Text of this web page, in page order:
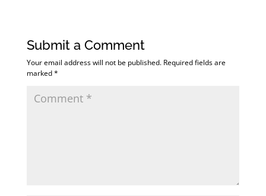
Submit a Comment
Your email address will not be published. Required fields are
marked*